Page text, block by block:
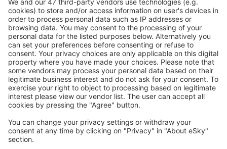
Caută rapid şi uşor
Ofertă adaptată aşteptărilor tale.
Planifică ȋn siguranţă
Rezervare fără griji cu opțiune gratuită de anulare.
Economiseşte mai mult
Prețuri atractive și oferte speciale pentru utilizatorii
conectați.